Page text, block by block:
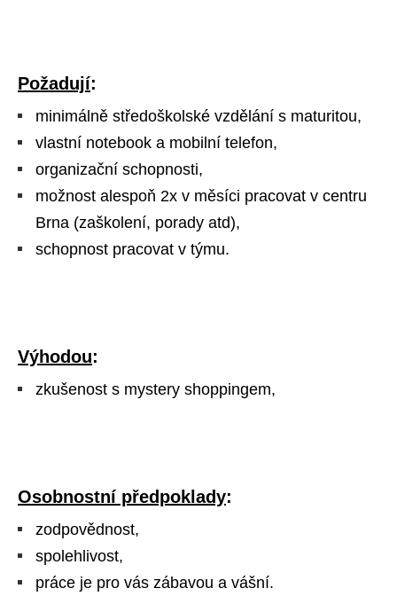
Požadují:
minimálně středoškolské vzdělání s maturitou,
vlastní notebook a mobilní telefon,
organizační schopnosti,
možnost alespoň 2x v měsíci pracovat v centru
Brna (zaškolení, porady atd),
schopnost pracovat v týmu.
Výhodou:
zkušenost s mystery shoppingem,
Osobnostní předpoklady:
zodpovědnost,
spolehlivost,
práce je pro vás zábavou a vášní.